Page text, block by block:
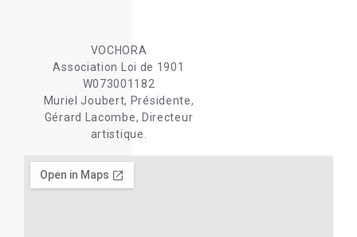
VOCHORA
Association Loi de 1901
W073001182
Muriel Joubert, Présidente,
Gérard Lacombe, Directeur
artistique.